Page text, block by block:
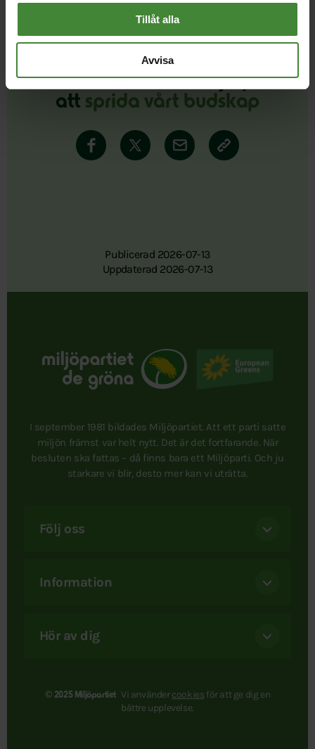
Tillåt alla
Avvisa
Dela denna sida och hjälp oss
att sprida vårt budskap
Publicerad 2026-07-13
Uppdaterad 2026-07-13
I september 1981 bildades Miljöpartiet. Att ett parti satte
miljön främst var helt nytt. Det är det fortfarande. När
besluten ska fattas – då finns bara ett Miljöparti. Och ju
starkare vi blir, desto mer kan vi uträtta.
Följ oss
Information
Hör av dig
© 2025 Miljöpartiet Vi användercookies för att ge dig en
bättre upplevelse.